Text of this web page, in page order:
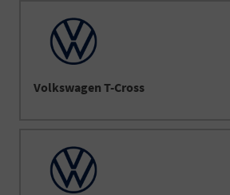
Volkswagen T-Cross